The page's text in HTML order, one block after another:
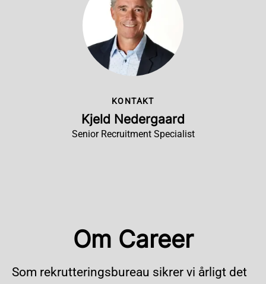
KONTAKT
Kjeld Nedergaard
Senior Recruitment Specialist
Om Career
Som rekrutteringsbureau sikrer vi årligt det